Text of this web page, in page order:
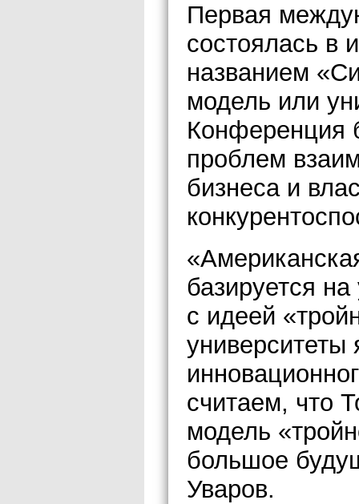
Первая
состоялась в
названием
модель или
Конференция
проблем
бизнеса и
базируется
с идеей
считаем, что
модель
большое
Уваров.